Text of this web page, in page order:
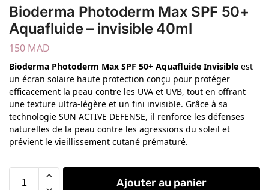
Bioderma Photoderm Max SPF 50+
Aquafluide – invisible 40ml
150 MAD
Bioderma Photoderm Max SPF 50+ Aquafluide Invisible est
un écran solaire haute protection conçu pour protéger
efficacement la peau contre les UVA et UVB, tout en offrant
une texture ultra-légère et un fini invisible. Grâce à sa
technologie SUN ACTIVE DEFENSE, il renforce les défenses
naturelles de la peau contre les agressions du soleil et
prévient le vieillissement cutané prématuré.
Ajouter au panier